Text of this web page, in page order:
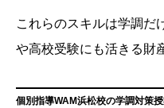
これらのスキルは学調だ
や高校受験にも活きる財
個別指導WAM浜松校の学調対策